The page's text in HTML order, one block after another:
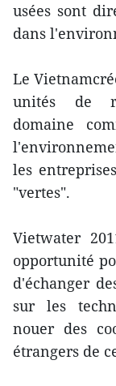
usées sont
dans
Le
unités de
domaine
les
"vertes".
Vietwater
opportunité
d'échanger
sur les
nouer des
étrangers de